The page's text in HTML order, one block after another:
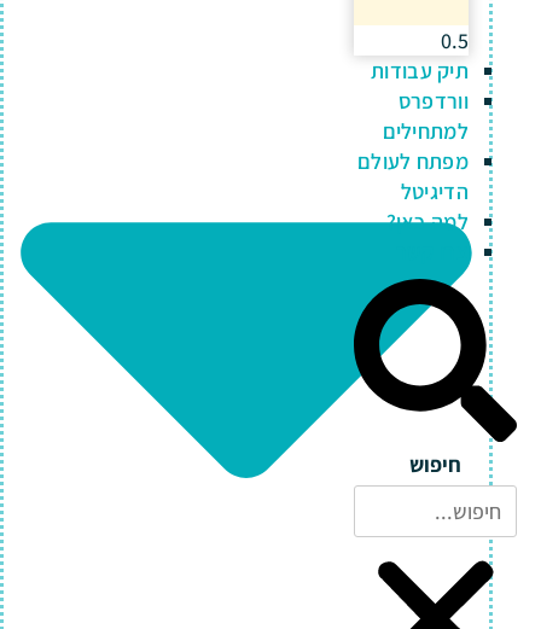
תיק עבודות
וורדפרס
למתחילים
מפתח לעולם
הדיגיטל
למה כאן?
צרו קשר
חיפוש